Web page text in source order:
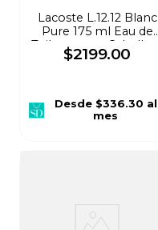
Lacoste L.12.12 Blanc
Pure 175 ml Eau de
Toilette para Caballero
773
$2199.00
Desde$336.30 al
mes